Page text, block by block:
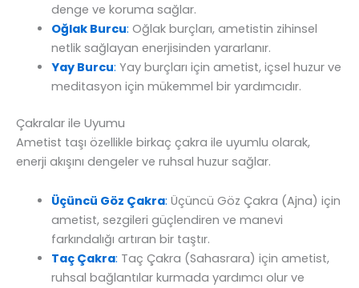
denge ve koruma sağlar.
Oğlak Burcu: Oğlak burçları, ametistin zihinsel
netlik sağlayan enerjisinden yararlanır.
Yay Burcu: Yay burçları için ametist, içsel huzur ve
meditasyon için mükemmel bir yardımcıdır.
Çakralar ile Uyumu
Ametist taşı özellikle birkaç çakra ile uyumlu olarak,
enerji akışını dengeler ve ruhsal huzur sağlar.
Üçüncü Göz Çakra: Üçüncü Göz Çakra (Ajna) için
ametist, sezgileri güçlendiren ve manevi
farkındalığı artıran bir taştır.
Taç Çakra: Taç Çakra (Sahasrara) için ametist,
ruhsal bağlantılar kurmada yardımcı olur ve